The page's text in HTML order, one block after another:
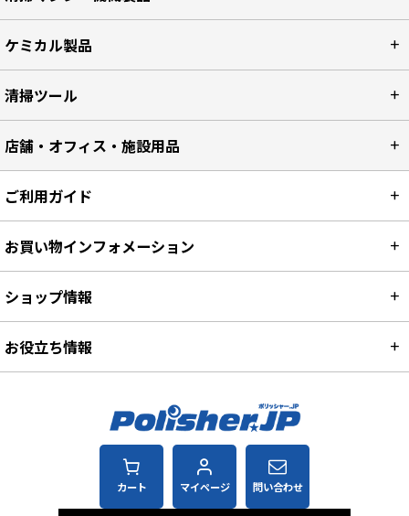
ケミカル製品
清掃ツール
店舗・オフィス・施設用品
カート マイページ 問い合わせ
ご利用ガイド
お買い物インフォメーション
ショップ情報
お役立ち情報